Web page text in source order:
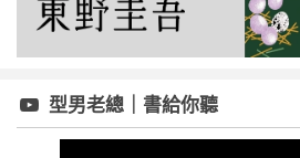
型男老總｜書給你聽